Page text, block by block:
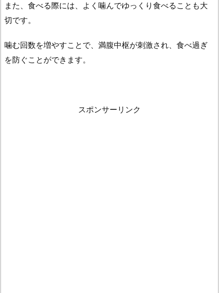
また、食べる際には、よく噛んでゆっくり食べることも大
切です。
噛む回数を増やすことで、満腹中枢が刺激され、食べ過ぎ
を防ぐことができます。
スポンサーリンク